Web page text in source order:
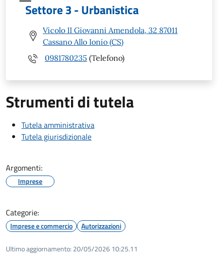
Settore 3 - Urbanistica
Vicolo II Giovanni Amendola, 32 87011
Cassano Allo Ionio (CS)
0981780235 (Telefono)
Strumenti di tutela
Tutela amministrativa
Tutela giurisdizionale
Argomenti:
Imprese
Categorie:
Imprese e commercio Autorizzazioni
Ultimo aggiornamento: 20/05/2026 10:25.11